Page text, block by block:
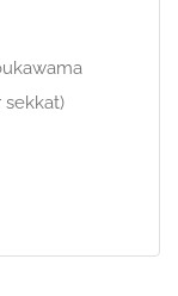
sekkat)